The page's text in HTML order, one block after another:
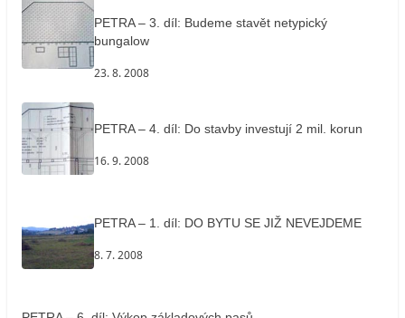
PETRA – 3. díl: Budeme stavět netypický
bungalow
23. 8. 2008
PETRA – 4. díl: Do stavby investují 2 mil. korun
16. 9. 2008
PETRA – 1. díl: DO BYTU SE JIŽ NEVEJDEME
8. 7. 2008